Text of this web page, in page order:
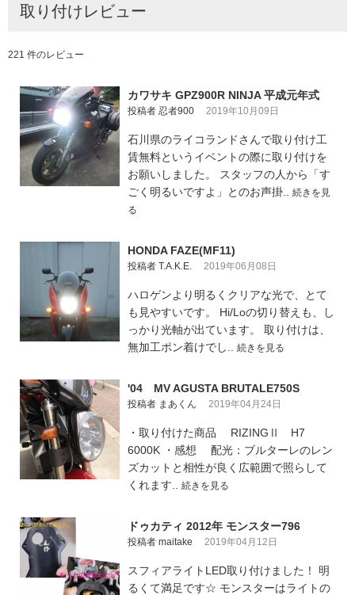
取り付けレビュー
221 件のレビュー
カワサキ GPZ900R NINJA 平成元年式
投稿者 忍者900 2019年10月09日
石川県のライコランドさんで取り付け工
賃無料というイベントの際に取り付けを
お願いしました。 スタッフの人から「す
ごく明るいですよ」とのお声掛.. 続きを見
る
HONDA FAZE(MF11)
投稿者 T.A.K.E. 2019年06月08日
ハロゲンより明るくクリアな光で、とて
も見やすいです。 Hi/Loの切り替えも、し
っかり光軸が出ています。 取り付けは、
無加工ポン着けでし.. 続きを見る
'04 MV AGUSTA BRUTALE750S
投稿者 まあくん 2019年04月24日
・取り付けた商品 RIZINGⅡ H7
6000K ・感想 配光：ブルターレのレン
ズカットと相性が良く広範囲で照らして
くれます.. 続きを見る
ドゥカティ 2012年 モンスター796
投稿者 maitake 2019年04月12日
スフィアライトLED取り付けました！ 明
るくて満足です☆ モンスターはライトの